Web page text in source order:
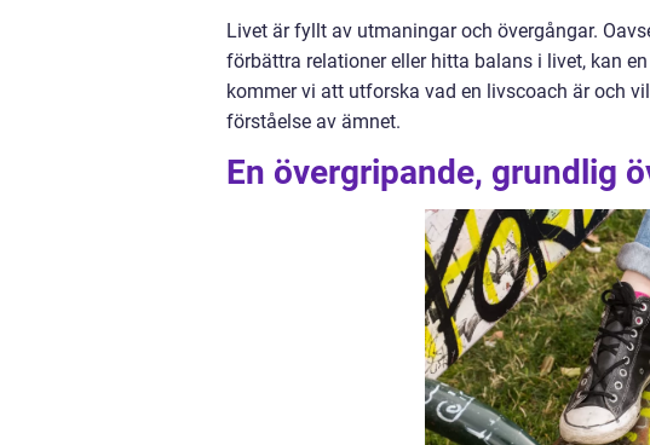
Livet är fyllt av utmaningar och övergångar.
förbättra relationer eller hitta balans i livet, kan
kommer vi att utforska vad en livscoach är och
förståelse av ämnet.
En övergripande, grundlig